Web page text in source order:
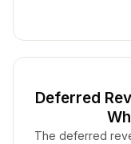
Deferred
The deferred